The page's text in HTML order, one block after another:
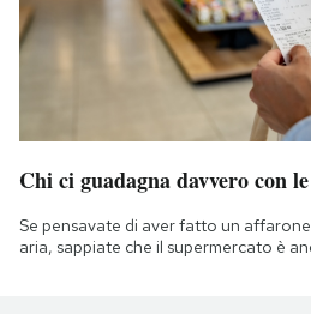
Chi ci guadagna davvero con
Se pensavate di aver fatto un
aria, sappiate che il supermercato è